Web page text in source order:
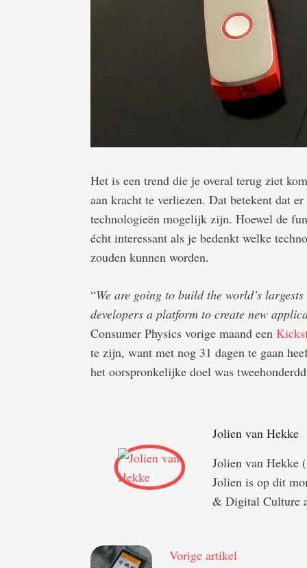
Het is een trend die je overal terug ziet
aan kracht te verliezen. Dat betekent dat
technologieën mogelijk zijn. Hoewel de
écht interessant als je bedenkt welke
zouden kunnen worden.
“We are going to build the world’s
developers a platform to create new
Consumer Physics vorige maand een
te zijn, want met nog 31 dagen te gaan
het oorspronkelijke doel was
Jolien van Hekke
Jolien van Hekke
Jolien is op dit
& Digital Culture
Vorige artikel